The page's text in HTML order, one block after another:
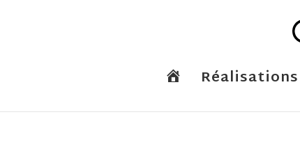
u
e
Réalisations